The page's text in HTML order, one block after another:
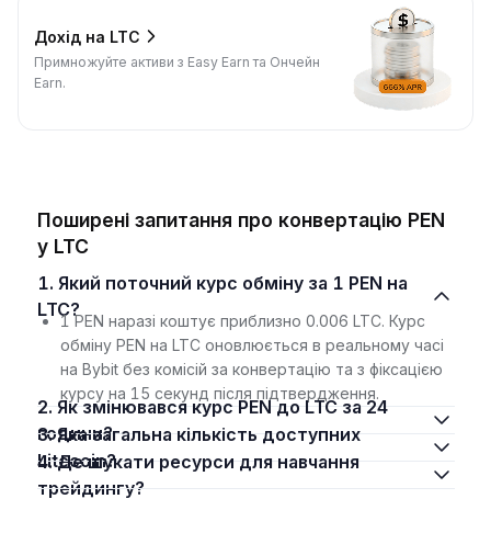
Дохід на LTC
Примножуйте активи з Easy Earn та Ончейн
Earn.
Поширені запитання про конвертацію PEN
у LTC
1. Який поточний курс обміну за 1 PEN на
LTC?
1 PEN наразі коштує приблизно 0.006 LTC. Курс
обміну PEN на LTC оновлюється в реальному часі
на Bybit без комісій за конвертацію та з фіксацією
курсу на 15 секунд після підтвердження.
2. Як змінювався курс PEN до LTC за 24
години?
3. Яка загальна кількість доступних
Litecoin?
4. Де шукати ресурси для навчання
трейдингу?